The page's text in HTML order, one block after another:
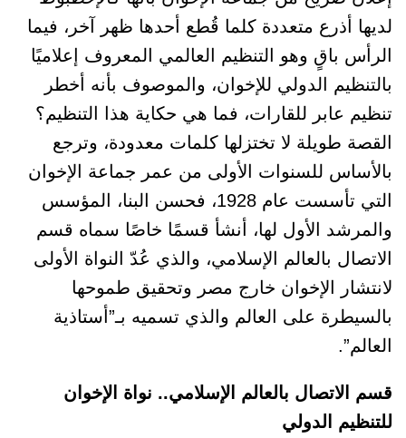
لديها أذرع متعددة كلما قُطع أحدها ظهر آخر، فيما
الرأس باقٍ وهو التنظيم العالمي المعروف إعلاميًا
بالتنظيم الدولي للإخوان، والموصوف بأنه أخطر
تنظيم عابر للقارات، فما هي حكاية هذا التنظيم؟
القصة طويلة لا تختزلها كلمات معدودة، وترجع
بالأساس للسنوات الأولى من عمر جماعة الإخوان
التي تأسست عام 1928، فحسن البنا، المؤسس
والمرشد الأول لها، أنشأ قسمًا خاصًا سماه قسم
الاتصال بالعالم الإسلامي، والذي عُدّ النواة الأولى
لانتشار الإخوان خارج مصر وتحقيق طموحها
بالسيطرة على العالم والذي تسميه بـ”أستاذية
العالم”.
قسم الاتصال بالعالم الإسلامي.. نواة الإخوان
للتنظيم الدولي